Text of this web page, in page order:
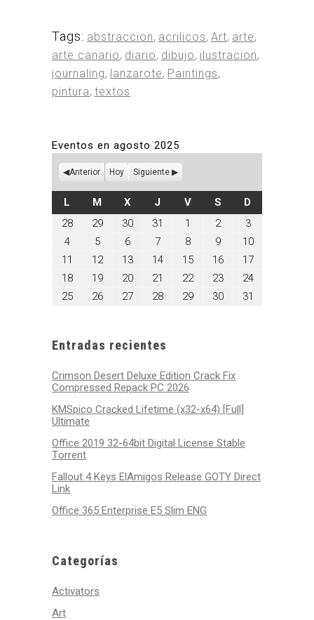
Tags: abstraccion, acrilicos, Art, arte,
arte canario, diario, dibujo, ilustracion,
journaling, lanzarote, Paintings,
pintura, textos
Eventos en agosto 2025
Anterior Hoy Siguiente
L LUNES
M MARTES
XMIÉRCOLES
J JUEVES
VVIERNES
SSÁBADO
D
28julio
29julio
30julio
31 1
agosto
2025
2agosto
2025
3agosto
3,
2025
4agosto
4,
2025
5agosto
5,
2025
6agosto
6,
2025
7agosto
7,
2025
8agosto
8,
2025
9agosto
9,
2025
10agosto
10,
11
agosto
2025
12agosto
2025
13agosto
2025
14agosto
2025
15agosto
2025
16agosto
2025
17agosto
2025
18agosto
18,
2025
19agosto
2025
20agosto
20,
2025
21
agosto
2025
22agosto
2025
23agosto
2025
24agosto
25agosto
26agosto
27agosto
28agosto
29agosto
30agosto
31
Entradas recientes
Crimson Desert Deluxe Edition Crack Fix
Compressed Repack PC 2026
KMSpico Cracked Lifetime (x32-x64) [Full]
Ultimate
Office 2019 32-64bit Digital License Stable
Tоrrеnt
Fallout 4 Keys ElAmigos Release GOTY Direct
Link
Office 365 Enterprise E5 Slim ENG
Categorías
Activators
Art